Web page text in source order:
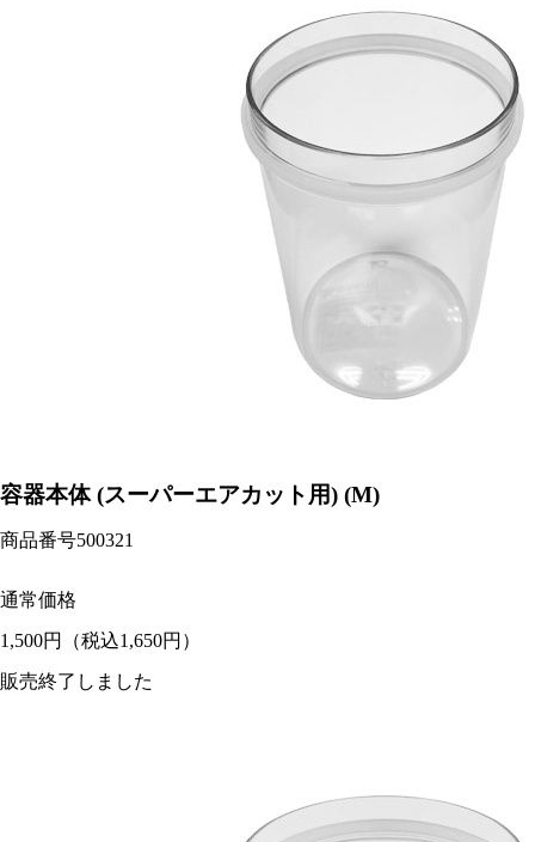
容器本体 (スーパーエアカット用) (M)
商品番号500321
通常価格
1,500円
（税込1,650円）
販売終了しました